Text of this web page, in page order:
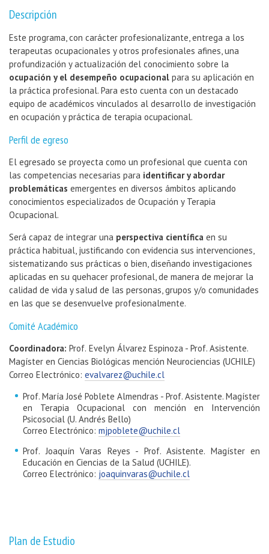
Descripción
Este programa, con carácter profesionalizante, entrega a los
terapeutas ocupacionales y otros profesionales afines, una
profundización y actualización del conocimiento sobre la
ocupación y el desempeño ocupacional para su aplicación en
la práctica profesional. Para esto cuenta con un destacado
equipo de académicos vinculados al desarrollo de investigación
en ocupación y práctica de terapia ocupacional.
Perfil de egreso
El egresado se proyecta como un profesional que cuenta con
las competencias necesarias para identificar y abordar
problemáticas emergentes en diversos ámbitos aplicando
conocimientos especializados de Ocupación y Terapia
Ocupacional.
Será capaz de integrar una perspectiva científica en su
práctica habitual, justificando con evidencia sus intervenciones,
sistematizando sus prácticas o bien, diseñando investigaciones
aplicadas en su quehacer profesional, de manera de mejorar la
calidad de vida y salud de las personas, grupos y/o comunidades
en las que se desenvuelve profesionalmente.
Comité Académico
Coordinadora: Prof. Evelyn Álvarez Espinoza - Prof. Asistente.
Magíster en Ciencias Biológicas mención Neurociencias (UCHILE)
Correo Electrónico: evalvarez@uchile.cl
Prof. María José Poblete Almendras - Prof. Asistente. Magíster
en Terapia Ocupacional con mención en Intervención
Psicosocial (U. Andrés Bello)
Correo Electrónico: mjpoblete@uchile.cl
Prof. Joaquín Varas Reyes - Prof. Asistente. Magíster en
Educación en Ciencias de la Salud (UCHILE).
Correo Electrónico: joaquinvaras@uchile.cl
Plan de Estudio